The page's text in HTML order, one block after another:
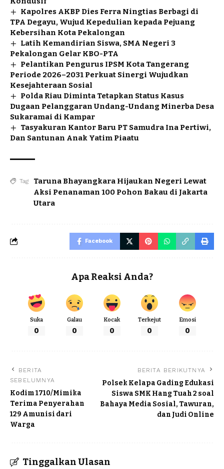
Kapolres AKBP Dies Ferra Ningtias Berbagi di
TPA Degayu, Wujud Kepedulian kepada Pejuang
Kebersihan Kota Pekalongan
Latih Kemandirian Siswa, SMA Negeri 3
Pekalongan Gelar KBO-PTA
Pelantikan Pengurus IPSM Kota Tangerang
Periode 2026–2031 Perkuat Sinergi Wujudkan
Kesejahteraan Sosial
Polda Riau Diminta Tetapkan Status Kasus
Dugaan Pelanggaran Undang-Undang Minerba Desa
Sukaramai di Kampar
Tasyakuran Kantor Baru PT Samudra Ina Pertiwi,
Dan Santunan Anak Yatim Piaatu
Tag
Taruna Bhayangkara Hijaukan Negeri Lewat
Aksi Penanaman 100 Pohon Bakau di Jakarta
Utara
Facebook
Apa Reaksi Anda?
Suka
0
Galau
0
Kocak
0
Terkejut
0
Emosi
0
BERITA
SEBELUMNYA
Kodim 1710/Mimika
Terima Penyerahan
129 Amunisi dari
Warga
BERITA BERIKUTNYA
Polsek Kelapa Gading Edukasi
Siswa SMK Hang Tuah 2 soal
Bahaya Media Sosial, Tawuran,
dan Judi Online
Tinggalkan Ulasan